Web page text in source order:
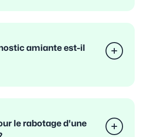
amiante est-il
le rabotage d'une